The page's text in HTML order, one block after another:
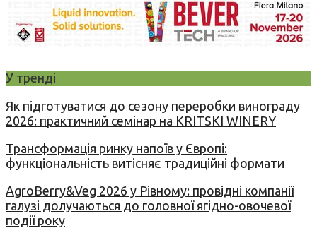
У тренді
Як підготуватися до сезону переробки винограду
2026: практичний семінар на KRITSKI WINERY
Трансформація ринку напоїв у Європі:
функціональність витісняє традиційні формати
AgroBerry&Veg 2026 у Рівному: провідні компанії
галузі долучаються до головної ягідно-овочевої
події року